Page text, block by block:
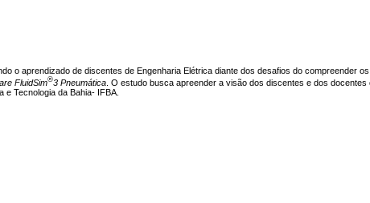
o aprendizado de discentes de Engenharia Elétrica diante dos desafios do compreender
FluidSim®3 Pneumática. O estudo busca apreender a visão dos discentes e dos
Tecnologia da Bahia- IFBA.